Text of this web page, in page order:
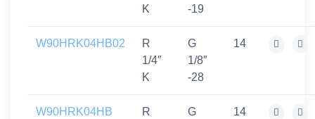
K
-19
W90HRK04HB02
R
1/4″
K
G
1/8″
-28
14
W90HRK04HB
R
G
14